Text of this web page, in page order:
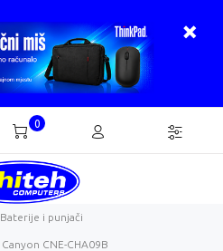
0
Baterije i punjači
Canyon CNE-CHA09B